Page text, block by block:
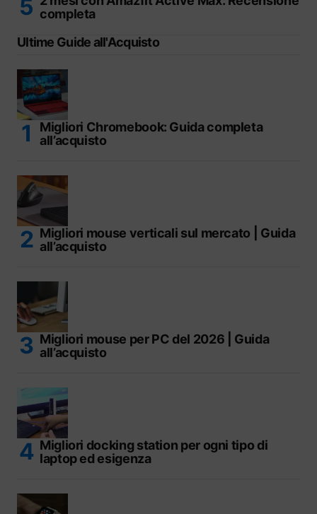
completa
Ultime Guide all'Acquisto
Migliori Chromebook: Guida completa
all’acquisto
Migliori mouse verticali sul mercato | Guida
all’acquisto
Migliori mouse per PC del 2026 | Guida
all’acquisto
Migliori docking station per ogni tipo di
laptop ed esigenza